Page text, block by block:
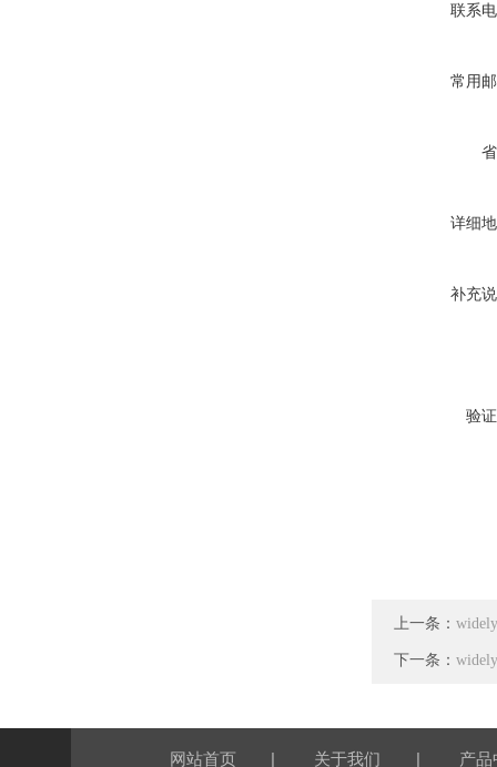
联系
常用
详细
补充
验
上一条：
下一条：
网站首页 | 关于我们 | 产品